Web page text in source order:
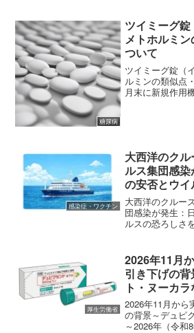
糖尿病
ツイミーグ
メトホルミ
ついて
ツイミーグ錠（
ルミンの類似点
月末に新規作用
感染症・ワクチン
大西洋のク
ルス集団感
の安否とウ
底解説
大西洋のクルー
団感染が発生：
ルスの恐ろしさ
び込んできまし
類を介して感染
厚生労働省
2026年11月
引き下げの
ト・ヌーカ
2026年11月から
の背景～デュピ
～2026年（令和